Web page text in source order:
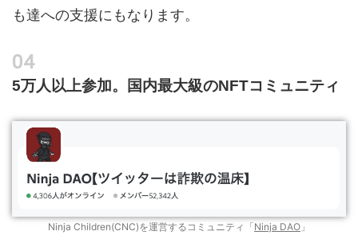
も達への支援にもなります。
5万人以上参加。国内最大級のNFTコミュニティ
Ninja Children(CNC)を運営するコミュニティ「Ninja DAO 」